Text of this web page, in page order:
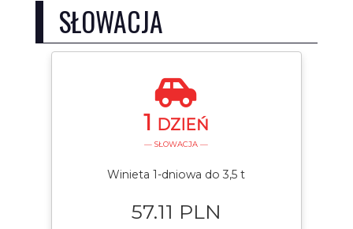
SŁOWACJA
1 DZIEŃ
— SŁOWACJA —
Winieta 1-dniowa do 3,5 t
57.11 PLN